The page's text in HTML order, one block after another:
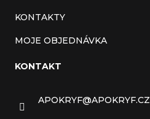
KONTAKTY
MOJE OBJEDNÁVKA
KONTAKT
APOKRYF@APOKRYF.CZ